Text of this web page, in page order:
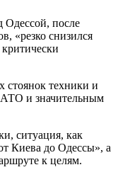
Одессой, после
«резко снизился
техники и
и значительным
ситуация, как
Киева до Одессы», а
к целям.